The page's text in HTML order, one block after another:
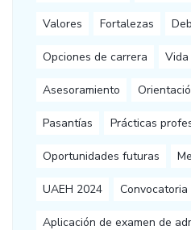
Valores Fortalezas
Opciones de carrera
Asesoramiento
Pasantías Prácticas
Oportunidades futuras
UAEH 2024
Aplicación de examen de